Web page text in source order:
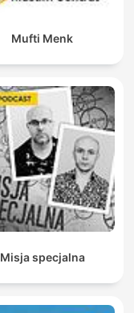
Mufti Menk
Misja specjalna